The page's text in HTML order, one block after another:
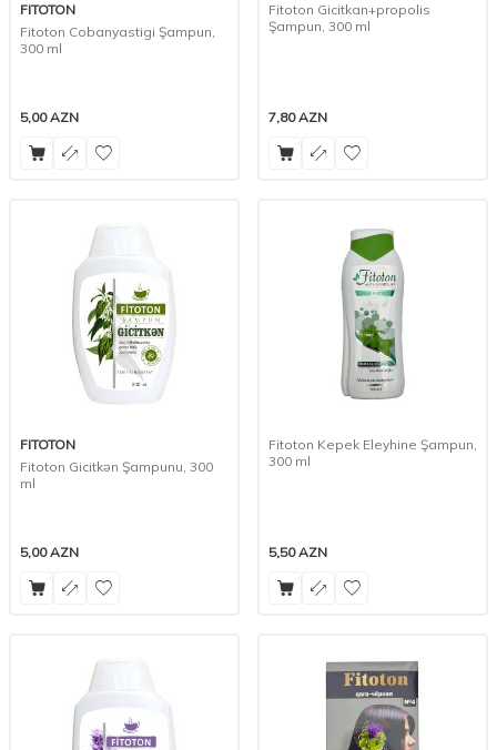
FITOTON
Fitoton Cobanyastigi Şampun,
300 ml
5,00AZN
Fitoton Gicitkan+propolis
Şampun, 300 ml
7,80AZN
FITOTON
Fitoton Gicitkən Şampunu, 300
ml
5,00AZN
Fitoton Kepek Eleyhine Şampun,
300 ml
5,50AZN